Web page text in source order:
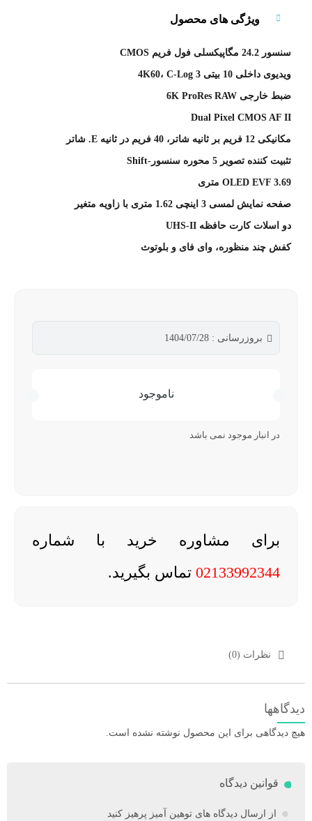
ویژگی های محصول
سنسور 24.2 مگاپیکسلی فول فریم CMOS
ویدیوی داخلی 10 بیتی 4K60، C-Log 3
ضبط خارجی 6K ProRes RAW
Dual Pixel CMOS AF II
مکانیکی 12 فریم بر ثانیه شاتر، 40 فریم در ثانیه E. شاتر
تثبیت کننده تصویر 5 محوره سنسور-Shift
OLED EVF 3.69 متری
صفحه نمایش لمسی 3 اینچی 1.62 متری با زاویه متغیر
دو اسلات کارت حافظه UHS-II
کفش چند منظوره، وای فای و بلوتوث
بروزرسانی : 1404/07/28
ناموجود
در انبار موجود نمی باشد
برای مشاوره خرید با شماره
02133992344 تماس بگیرید.
نظرات (0)
دیدگاهها
هیچ دیدگاهی برای این محصول نوشته نشده است.
قوانین دیدگاه
از ارسال دیدگاه های توهین آمیز پرهیز کنید